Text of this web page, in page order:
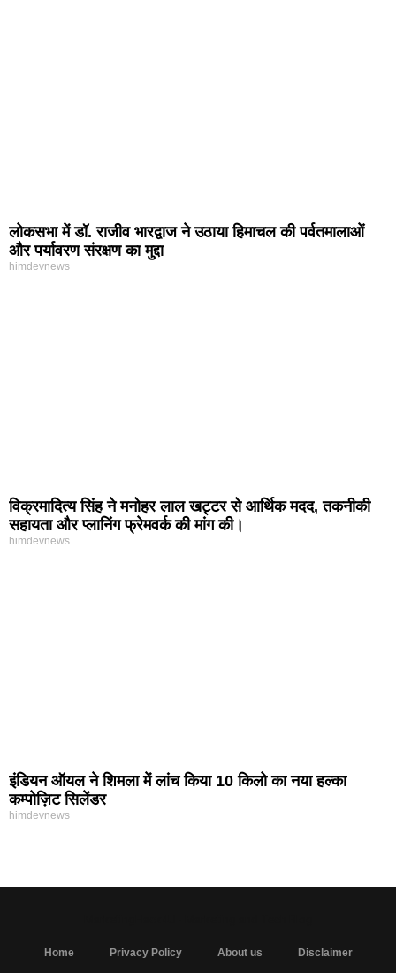
लोकसभा में डॉ. राजीव भारद्वाज ने उठाया हिमाचल की पर्वतमालाओं
और पर्यावरण संरक्षण का मुद्दा
himdevnews
विक्रमादित्य सिंह ने मनोहर लाल खट्टर से आर्थिक मदद, तकनीकी
सहायता और प्लानिंग फ्रेमवर्क की मांग की।
himdevnews
इंडियन ऑयल ने शिमला में लांच किया 10 किलो का नया हल्का
कम्पोज़िट सिलेंडर
himdevnews
Home Privacy Policy About us Disclaimer